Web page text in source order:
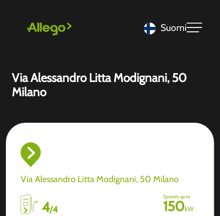
Suomi
Via Alessandro Litta Modignani, 50
Milano
Via Alessandro Litta Modignani, 50 Milano
4/4
Speeds up to
150kW